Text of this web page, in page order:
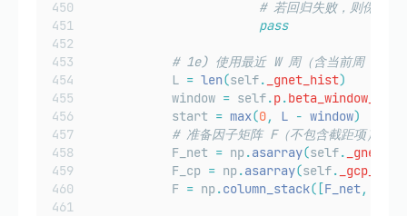
# 若回归失败，则保留
pass
# 1e) 使用最近 W 周（含当前周 t）的
            L
= len(self. _gnet_hist)
            window
= self.p.
            start
= max(0, L - window)
# 准备因子矩阵 F（不包含截距项）
            F_net
= np .asarray(self.
            F_cp
= np .asarray(self. _gcp_hist
            F
= np .column_stack([F_net,